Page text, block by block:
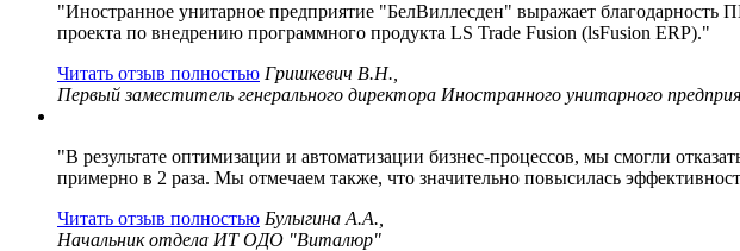
"Иностранное унитарное предприятие "БелВиллесден" выражает
проекта по внедрению программного продукта LS Trade Fusion (lsFusion ERP)."
Читать отзыв полностью Гришкевич В.Н.,
Первый заместитель генерального директора Иностранного унитарного
"В результате оптимизации и автоматизации бизнес-процессов, мы смогли
примерно в 2 раза. Мы отмечаем также, что значительно повысилась
Читать отзыв полностью Булыгина А.А.,
Начальник отдела ИТ ОДО "Виталюр"